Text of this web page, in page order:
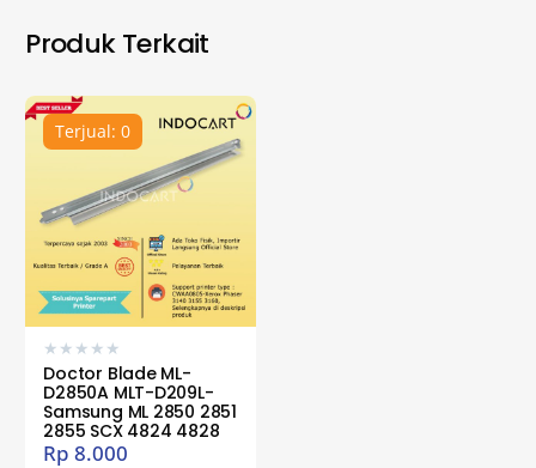
Produk Terkait
Terjual: 0
★ ★ ★ ★ ★
Doctor Blade ML-
D2850A MLT-D209L-
Samsung ML 2850 2851
2855 SCX 4824 4828
Rp 8.000